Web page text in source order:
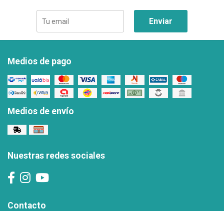
Enviar
Medios de pago
Medios de envío
Nuestras redes sociales
Contacto